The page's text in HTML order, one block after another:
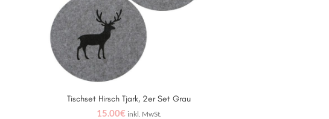
IN DEN WARENKORB
Tischset Hirsch Tjark, 2er Set Grau
15.00€ inkl. MwSt.